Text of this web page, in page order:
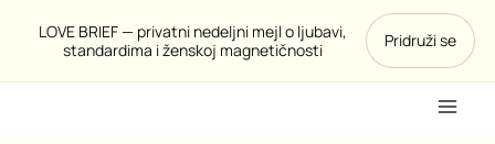
LOVE BRIEF — privatni nedeljni mejl o ljubavi,
standardima i ženskoj magnetičnosti
Pridruži se
sadržaj